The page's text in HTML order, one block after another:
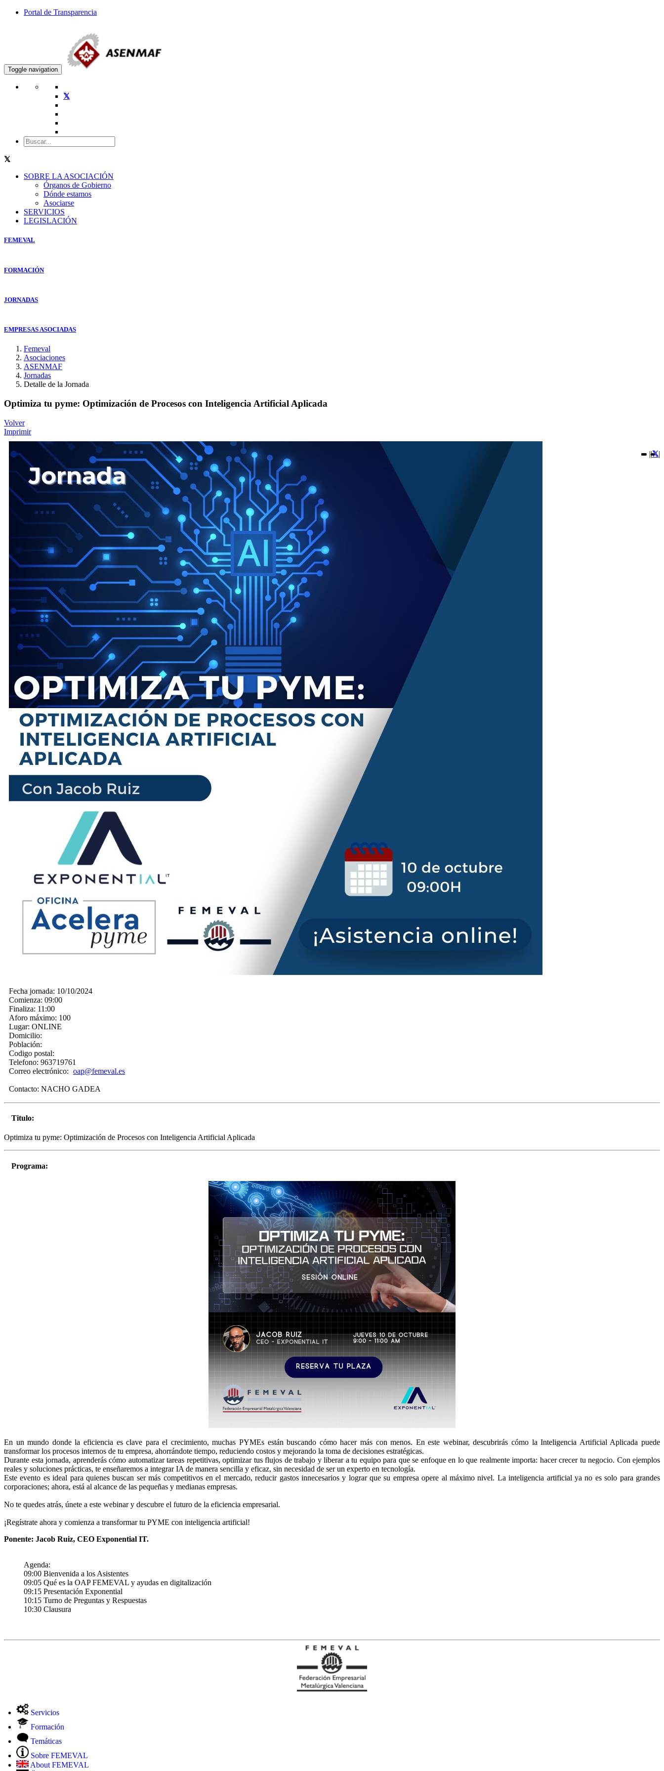
Portal de Transparencia
Toggle navigation
SOBRE LA ASOCIACIÓN
Órganos de Gobierno
Dónde estamos
Asociarse
SERVICIOS
LEGISLACIÓN
FEMEVAL
FORMACIÓN
JORNADAS
EMPRESAS ASOCIADAS
Femeval
Asociaciones
ASENMAF
Jornadas
Detalle de la Jornada
Optimiza tu pyme: Optimización de Procesos con Inteligencia Artificial Aplicada
Volver
Imprimir
|| |
Fecha jornada: 10/10/2024
Comienza: 09:00
Finaliza: 11:00
Aforo máximo: 100
Lugar: ONLINE
Domicilio:
Población:
Codigo postal:
Telefono: 963719761
Correo electrónico: oap@femeval.es
Contacto: NACHO GADEA
Titulo:
Optimiza tu pyme: Optimización de Procesos con Inteligencia Artificial Aplicada
Programa:
En un mundo donde la eficiencia es clave para el crecimiento, muchas PYMEs están buscando cómo hacer más con menos. En este webinar, descubrirás cómo la Inteligencia Artificial Aplicada puede
transformar los procesos internos de tu empresa, ahorrándote tiempo, reduciendo costos y mejorando la toma de decisiones estratégicas.
Durante esta jornada, aprenderás cómo automatizar tareas repetitivas, optimizar tus flujos de trabajo y liberar a tu equipo para que se enfoque en lo que realmente importa: hacer crecer tu negocio. Con ejemplos
reales y soluciones prácticas, te enseñaremos a integrar IA de manera sencilla y eficaz, sin necesidad de ser un experto en tecnología.
Este evento es ideal para quienes buscan ser más competitivos en el mercado, reducir gastos innecesarios y lograr que su empresa opere al máximo nivel. La inteligencia artificial ya no es solo para grandes
corporaciones; ahora, está al alcance de las pequeñas y medianas empresas.
No te quedes atrás, únete a este webinar y descubre el futuro de la eficiencia empresarial.
¡Regístrate ahora y comienza a transformar tu PYME con inteligencia artificial!
Ponente: Jacob Ruiz, CEO Exponential IT.
Agenda:
09:00 Bienvenida a los Asistentes
09:05 Qué es la OAP FEMEVAL y ayudas en digitalización
09:15 Presentación Exponential
10:15 Turno de Preguntas y Respuestas
10:30 Clausura
Servicios
Formación
Temáticas
Sobre FEMEVAL
About FEMEVAL